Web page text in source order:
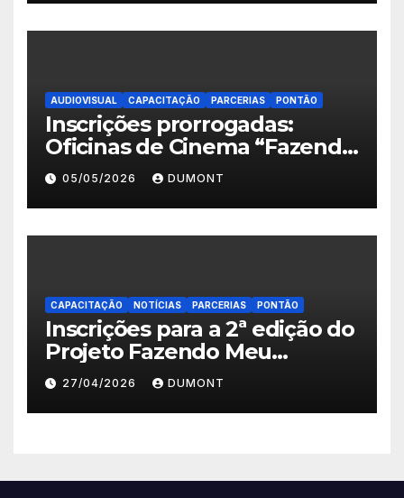
abertas em Nova Iguaçu
AUDIOVISUAL CAPACITAÇÃO PARCERIAS PONTÃO
Inscrições prorrogadas:
Oficinas de Cinema “Fazendo
Meu Primeiro Filme” em
Nova Iguaçu seguem abertas
até 11 de maio
05/05/2026 DUMONT
CAPACITAÇÃO NOTÍCIAS PARCERIAS PONTÃO
Inscrições para a 2ª edição do
Projeto Fazendo Meu
Primeiro Filme em Nova
Iguaçu
27/04/2026 DUMONT